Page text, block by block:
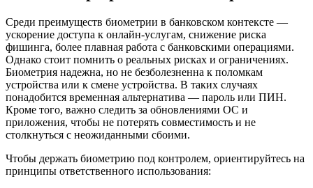
Среди преимуществ биометрии в банковском контексте —
ускорение доступа к онлайн-услугам, снижение риска
фишинга, более плавная работа с банковскими операциями.
Однако стоит помнить о реальных рисках и ограничениях.
Биометрия надежна, но не безболезненна к поломкам
устройства или к смене устройства. В таких случаях
понадобится временная альтернатива — пароль или ПИН.
Кроме того, важно следить за обновлениями ОС и
приложения, чтобы не потерять совместимость и не
столкнуться с неожиданными сбоими.
Чтобы держать биометрию под контролем, ориентируйтесь на
принципы ответственного использования: